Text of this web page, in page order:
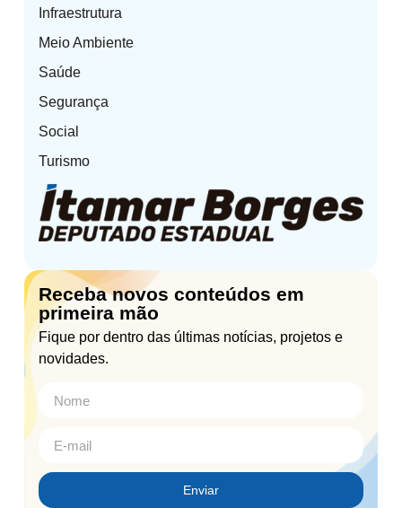
Infraestrutura
Meio Ambiente
Saúde
Segurança
Social
Turismo
Receba novos conteúdos em
primeira mão
Fique por dentro das últimas notícias, projetos e
novidades.
Enviar